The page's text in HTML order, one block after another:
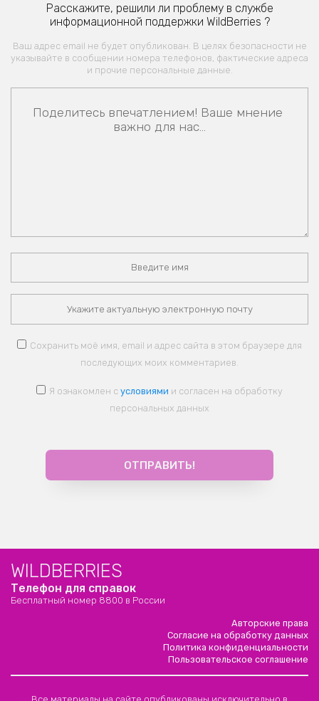
Расскажите, решили ли проблему в службе
информационной поддержки WildBerries ?
Ваш адрес email не будет опубликован. В целях безопасности не
указывайте в сообщении номера телефонов, фактические адреса
и прочие персональные данные.
Сохранить моё имя, email и адрес сайта в этом браузере для
последующих моих комментариев.
Я ознакомлен с условиями и согласен на обработку
персональных данных
WILDBERRIES
Телефон для справок
Бесплатный номер 8800 в России
Авторские права
Согласие на обработку данных
Политика конфиденциальности
Пользовательское соглашение